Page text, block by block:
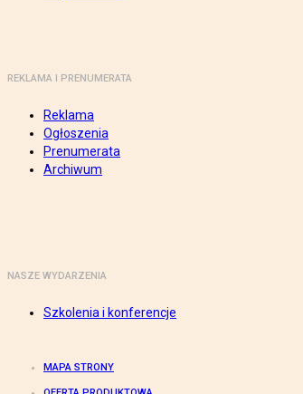
REKLAMA I PRENUMERATA
Reklama
Ogłoszenia
Prenumerata
Archiwum
NASZE WYDARZENIA
Szkolenia i konferencje
MAPA STRONY